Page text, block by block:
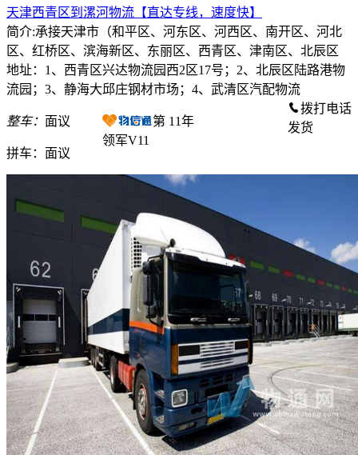
天津西青区到漯河物流【直达专线，速度快】
简介:承接天津市（和平区、河东区、河西区、南开区、河北
区、红桥区、滨海新区、东丽区、西青区、津南区、北辰区
地址：1、西青区兴达物流园西2区17号；2、北辰区陆路港物
流园；3、静海大邱庄钢材市场；4、武清区汽配物流
整车： 面议
拼车： 面议
第 11年
领军V11
拨打电话
发货